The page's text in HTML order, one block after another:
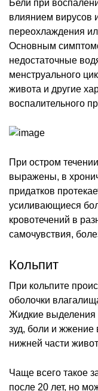
Бели при
влиянием вирусов
переохлаждения
Основным
недостаточные
менструального
живота и другие
воспалительного
При остром
выражены, в
придатков
усиливающиеся
кровотечений в
самочувствия,
Кольпит
При кольпите
оболочки
Жидкие выделения
зуд, боли и жжение
нижней части
Чаще всего такое
после 20 лет, но